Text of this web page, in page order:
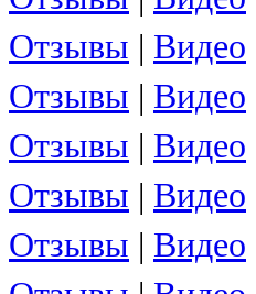
Отзывы | Видео
Отзывы | Видео
Отзывы | Видео
Отзывы | Видео
Отзывы | Видео